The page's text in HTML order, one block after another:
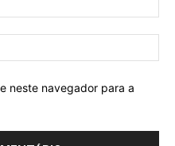
neste navegador para a